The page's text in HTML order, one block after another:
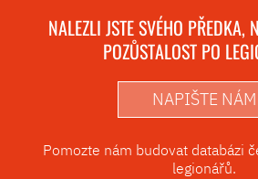
NALEZLI JSTE SVÉHO PŘEDKA,
POZŮSTALOST PO
NAPIŠTE NÁM
Pomozte nám budovat databázi
legionářů.